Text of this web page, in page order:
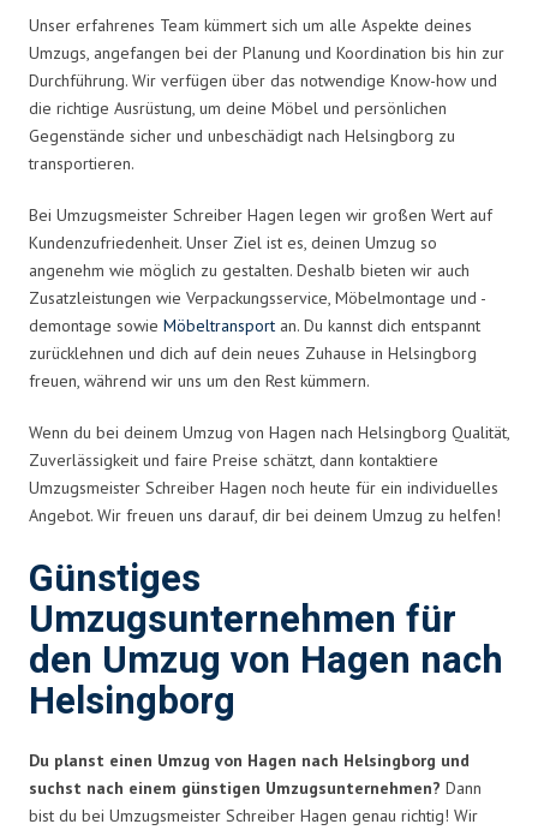
Unser erfahrenes Team kümmert sich um alle Aspekte deines
Umzugs, angefangen bei der Planung und Koordination bis hin zur
Durchführung. Wir verfügen über das notwendige Know-how und
die richtige Ausrüstung, um deine Möbel und persönlichen
Gegenstände sicher und unbeschädigt nach Helsingborg zu
transportieren.
Bei Umzugsmeister Schreiber Hagen legen wir großen Wert auf
Kundenzufriedenheit. Unser Ziel ist es, deinen Umzug so
angenehm wie möglich zu gestalten. Deshalb bieten wir auch
Zusatzleistungen wie Verpackungsservice, Möbelmontage und -
demontage sowie Möbeltransport an. Du kannst dich entspannt
zurücklehnen und dich auf dein neues Zuhause in Helsingborg
freuen, während wir uns um den Rest kümmern.
Wenn du bei deinem Umzug von Hagen nach Helsingborg Qualität,
Zuverlässigkeit und faire Preise schätzt, dann kontaktiere
Umzugsmeister Schreiber Hagen noch heute für ein individuelles
Angebot. Wir freuen uns darauf, dir bei deinem Umzug zu helfen!
Günstiges
Umzugsunternehmen für
den Umzug von Hagen nach
Helsingborg
Du planst einen Umzug von Hagen nach Helsingborg und
suchst nach einem günstigen Umzugsunternehmen? Dann
bist du bei Umzugsmeister Schreiber Hagen genau richtig! Wir